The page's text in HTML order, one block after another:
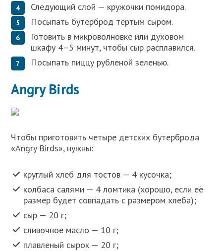
Следующий слой — кружочки помидора.
Посыпать бутерброд тёртым сыром.
Готовить в микроволновке или духовом
шкафу 4–5 минут, чтобы сыр расплавился.
Посыпать пиццу рубленой зеленью.
Angry Birds
Чтобы приготовить четыре детских бутерброда
«Angry Birds», нужны:
круглый хлеб для тостов — 4 кусочка;
колбаса салями — 4 ломтика (хорошо, если её
размер будет совпадать с размером хлеба);
сыр — 20 г;
сливочное масло — 10 г;
плавленый сырок — 20 г;